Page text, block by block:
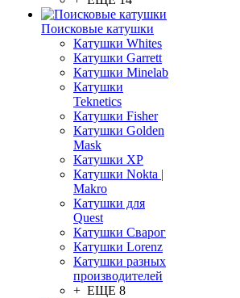
Поисковые катушки
Катушки Whites
Катушки Garrett
Катушки Minelab
Катушки
Teknetics
Катушки Fisher
Катушки Golden
Mask
Катушки XP
Катушки Nokta |
Makro
Катушки для
Quest
Катушки Сварог
Катушки Lorenz
Катушки разных
производителей
+ ЕЩЕ 8